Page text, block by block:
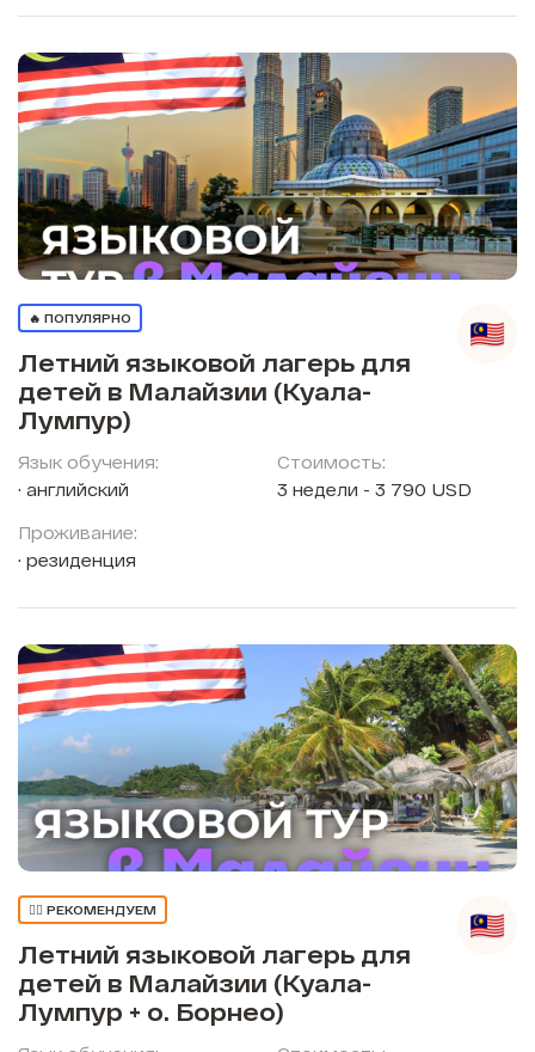
🔥 ПОПУЛЯРНО
Летний языковой лагерь для
детей в Малайзии (Куала-
Лумпур)
Язык обучения:
английский
Проживание:
резиденция
Стоимость:
3 недели - 3 790 USD
👍🏼 РЕКОМЕНДУЕМ
Летний языковой лагерь для
детей в Малайзии (Куала-
Лумпур + о. Борнео)